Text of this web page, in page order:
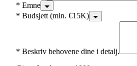
* Emne
* Budsjett (min. €15K)
* Beskriv behovene dine i detalj.